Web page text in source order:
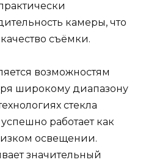
камеры, что
съёмки.
возможностям
широкому диапазону
стекла
работает как
освещении.
значительный